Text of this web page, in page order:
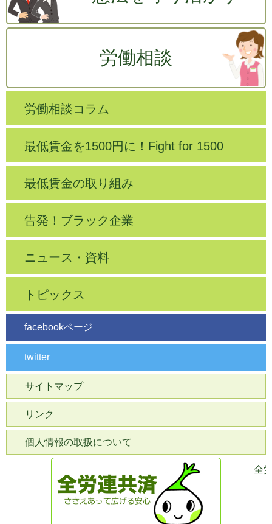
労働相談
労働相談コラム
最低賃金を1500円に！Fight for 1500
最低賃金の取り組み
告発！ブラック企業
ニュース・資料
トピックス
facebookページ
twitter
サイトマップ
リンク
個人情報の取扱について
全